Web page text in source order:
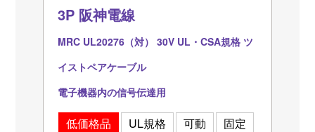
3P 阪神電線
MRC UL20276（対） 30V UL・CSA規格 ツ
イストペアケーブル
電子機器内の信号伝達用
低価格品 UL規格 可動
固定